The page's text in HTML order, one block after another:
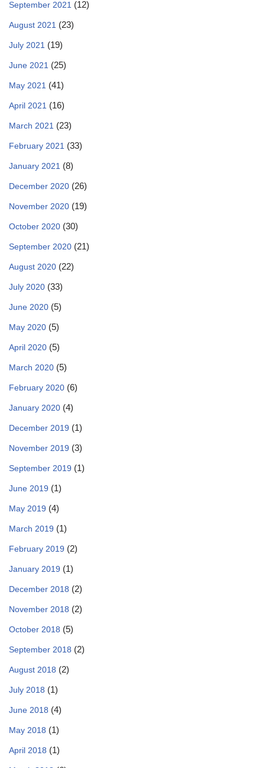
September 2021 (12)
August 2021 (23)
July 2021 (19)
June 2021 (25)
May 2021 (41)
April 2021 (16)
March 2021 (23)
February 2021 (33)
January 2021 (8)
December 2020 (26)
November 2020 (19)
October 2020 (30)
September 2020 (21)
August 2020 (22)
July 2020 (33)
June 2020 (5)
May 2020 (5)
April 2020 (5)
March 2020 (5)
February 2020 (6)
January 2020 (4)
December 2019 (1)
November 2019 (3)
September 2019 (1)
June 2019 (1)
May 2019 (4)
March 2019 (1)
February 2019 (2)
January 2019 (1)
December 2018 (2)
November 2018 (2)
October 2018 (5)
September 2018 (2)
August 2018 (2)
July 2018 (1)
June 2018 (4)
May 2018 (1)
April 2018 (1)